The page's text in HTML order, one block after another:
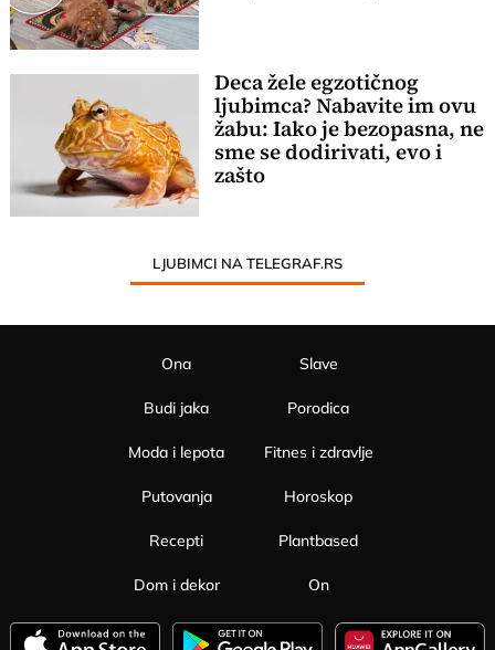
Deca žele egzotičnog
ljubimca? Nabavite im ovu
žabu: Iako je bezopasna, ne
sme se dodirivati, evo i
zašto
LJUBIMCI NA TELEGRAF.RS
Ona
Budi jaka
Moda i lepota
Slave
Porodica
Fitnes i zdravlje
Putovanja
Recepti
Dom i dekor
Horoskop
Plantbased
On